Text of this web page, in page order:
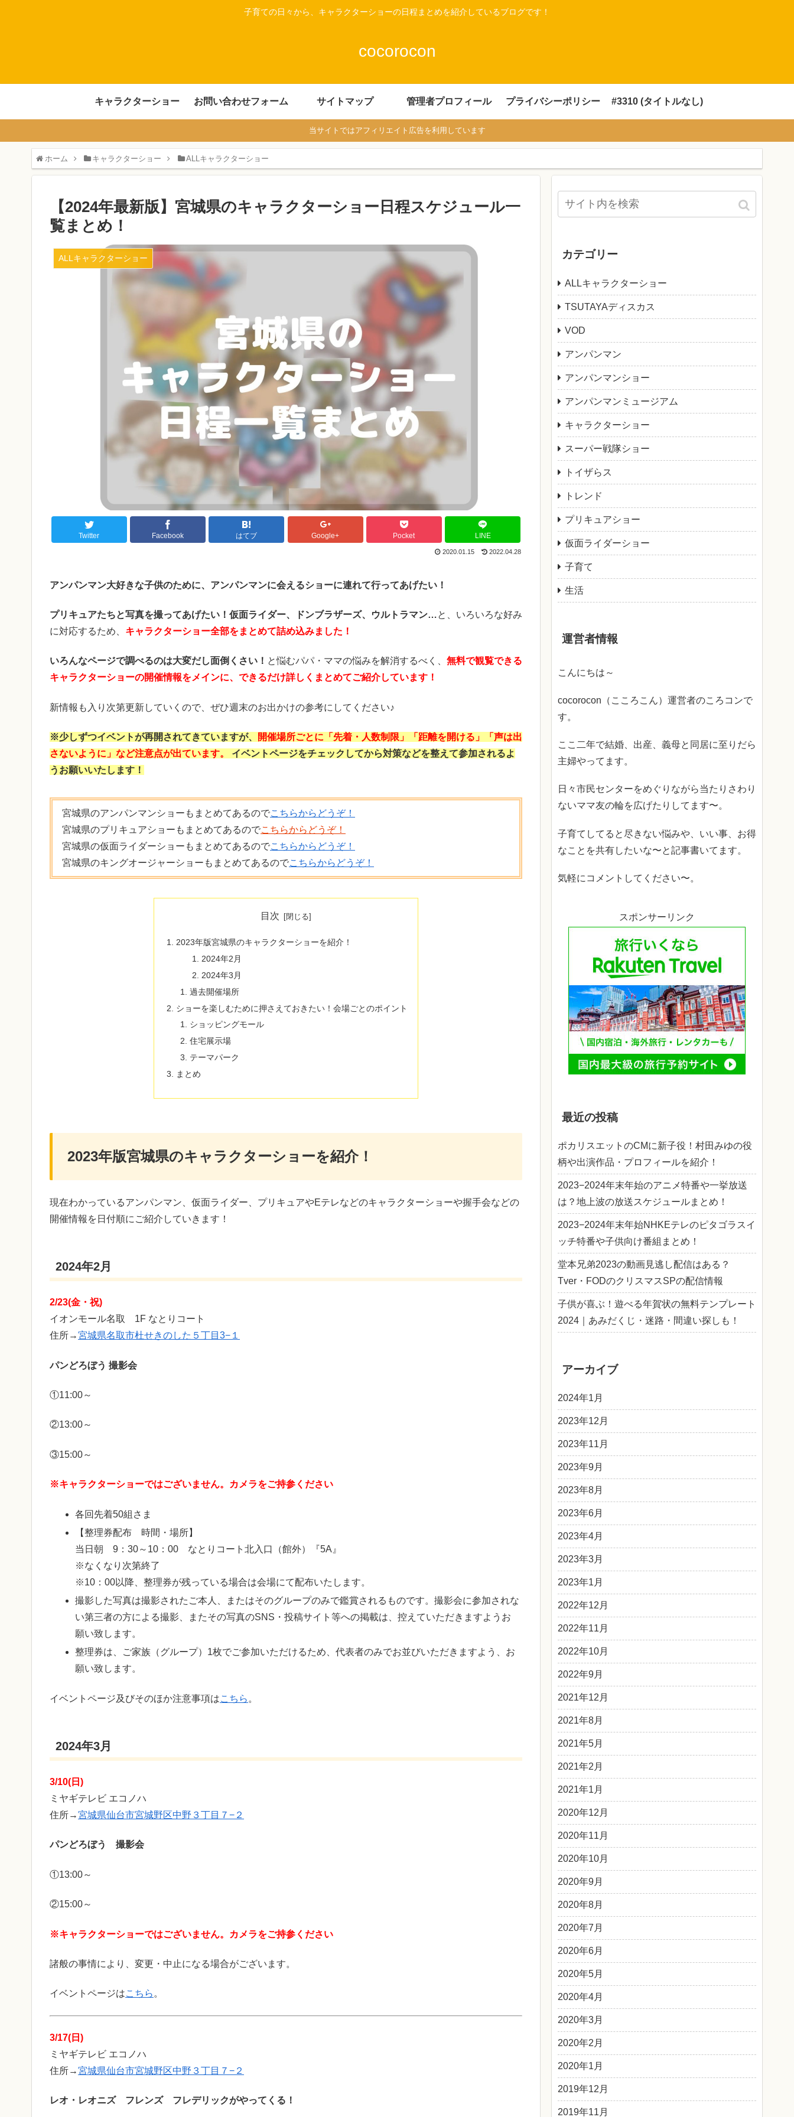
子育ての日々から、キャラクターショーの日程まとめを紹介しているブログです！
cocorocon
キャラクターショー お問い合わせフォーム サイトマップ 管理者プロフィール プライバシーポリシー #3310 (タイトルなし)
当サイトではアフィリエイト広告を利用しています
ホーム キャラクターショー ALLキャラクターショー
【2024年最新版】宮城県のキャラクターショー日程スケジュール一
覧まとめ！
ALLキャラクターショー
Twitter Facebook はてブ Google+ Pocket LINE
2020.01.15 2022.04.28
アンパンマン大好きな子供のために、アンパンマンに会えるショーに連れて行ってあげたい！
プリキュアたちと写真を撮ってあげたい！ 仮面ライダー、ドンブラザーズ、ウルトラマン…と、いろいろな好み
に対応するため、 キャラクターショー全部をまとめて詰め込みました！
いろんなページで調べるのは大変だし面倒くさい！ と悩むパパ・ママの悩みを解消するべく、 無料で観覧できる
キャラクターショーの開催情報をメインに、できるだけ詳しくまとめてご紹介しています！
新情報も入り次第更新していくので、ぜひ週末のお出かけの参考にしてください♪
※少しずつイベントが再開されてきていますが、
開催場所ごとに「先着・人数制限」「距離を開ける」「声は出
さないように」など注意点が出ています。 イベントページをチェックしてから対策などを整えて参加されるよ
うお願いいたします！
宮城県のアンパンマンショーもまとめてあるのでこちらからどうぞ！
宮城県のプリキュアショーもまとめてあるのでこちらからどうぞ！
宮城県の仮面ライダーショーもまとめてあるのでこちらからどうぞ！
宮城県のキングオージャーショーもまとめてあるのでこちらからどうぞ！
目次
2023年版宮城県のキャラクターショーを紹介！
2024年2月
2024年3月
過去開催場所
ショーを楽しむために押さえておきたい！会場ごとのポイント
ショッピングモール
住宅展示場
テーマパーク
まとめ
2023年版宮城県のキャラクターショーを紹介！
現在わかっているアンパンマン、仮面ライダー、プリキュアやEテレなどのキャラクターショーや握手会などの
開催情報を日付順にご紹介していきます！
2024年2月
2/23(金・祝)
イオンモール名取 1F なとりコート
住所→宮城県名取市杜せきのした５丁目3−１
パンどろぼう 撮影会
①11:00～
②13:00～
③15:00～
※キャラクターショーではございません。カメラをご持参ください
各回先着50組さま
【整理券配布 時間・場所】
当日朝 9：30～10：00 なとりコート北入口（館外）『5A』
※なくなり次第終了
※10：00以降、整理券が残っている場合は会場にて配布いたします。
撮影した写真は撮影されたご本人、またはそのグループのみで鑑賞されるものです。撮影会に参加されな
い第三者の方による撮影、またその写真のSNS・投稿サイト等への掲載は、控えていただきますようお
願い致します。
整理券は、ご家族（グループ）1枚でご参加いただけるため、代表者のみでお並びいただきますよう、お
願い致します。
イベントページ及びそのほか注意事項はこちら 。
2024年3月
3/10(日)
ミヤギテレビ エコノハ
住所→宮城県仙台市宮城野区中野３丁目７−２
パンどろぼう 撮影会
①13:00～
②15:00～
※キャラクターショーではございません。カメラをご持参ください
諸般の事情により、変更・中止になる場合がございます。
イベントページはこちら 。
3/17(日)
ミヤギテレビ エコノハ
住所→宮城県仙台市宮城野区中野３丁目７−２
レオ・レオニズ フレンズ フレデリックがやってくる！
カテゴリー
ALLキャラクターショー
TSUTAYAディスカス
VOD
アンパンマン
アンパンマンショー
アンパンマンミュージアム
キャラクターショー
スーパー戦隊ショー
トイザらス
トレンド
プリキュアショー
仮面ライダーショー
子育て
生活
運営者情報
こんにちは～
cocorocon（こころこん）運営者のころコンで
す。
ここ二年で結婚、出産、義母と同居に至りだら
主婦やってます。
日々市民センターをめぐりながら当たりさわり
ないママ友の輪を広げたりしてます〜。
子育てしてると尽きない悩みや、いい事、お得
なことを共有したいな〜と記事書いてます。
気軽にコメントしてください〜。
スポンサーリンク
最近の投稿
ポカリスエットのCMに新子役！村田みゆの役
柄や出演作品・プロフィールを紹介！
2023−2024年末年始のアニメ特番や一挙放送
は？地上波の放送スケジュールまとめ！
2023−2024年末年始NHKEテレのピタゴラスイ
ッチ特番や子供向け番組まとめ！
堂本兄弟2023の動画見逃し配信はある？
Tver・FODのクリスマスSPの配信情報
子供が喜ぶ！遊べる年賀状の無料テンプレート
2024｜あみだくじ・迷路・間違い探しも！
アーカイブ
2024年1月
2023年12月
2023年11月
2023年9月
2023年8月
2023年6月
2023年4月
2023年3月
2023年1月
2022年12月
2022年11月
2022年10月
2022年9月
2021年12月
2021年8月
2021年5月
2021年2月
2021年1月
2020年12月
2020年11月
2020年10月
2020年9月
2020年8月
2020年7月
2020年6月
2020年5月
2020年4月
2020年3月
2020年2月
2020年1月
2019年12月
2019年11月